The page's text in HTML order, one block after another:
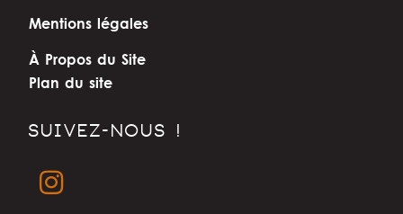
Mentions légales
À Propos du Site
Plan du site
SUIVEZ-NOUS !